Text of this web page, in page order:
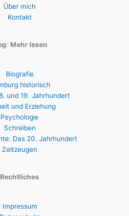
Über mich
Kontakt
: Mehr lesen
Biografie
historisch
und 19. Jahrhundert
und Erziehung
Psychologie
Schreiben
Das 20. Jahrhundert
Zeitzeugen
Rechtliches
Impressum